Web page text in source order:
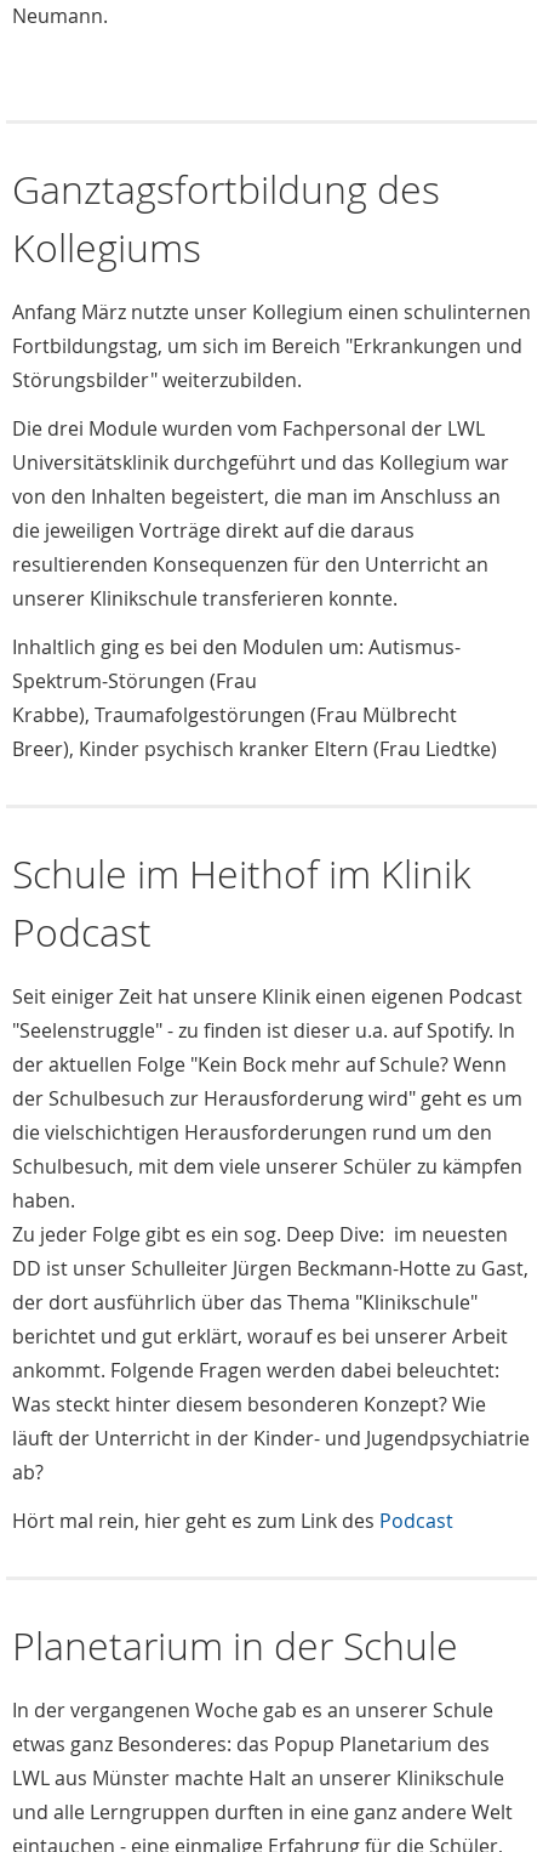
Neumann.
Ganztagsfortbildung des
Kollegiums
Anfang März nutzte unser Kollegium einen schulinternen
Fortbildungstag, um sich im Bereich "Erkrankungen und
Störungsbilder" weiterzubilden.
Die drei Module wurden vom Fachpersonal der LWL
Universitätsklinik durchgeführt und das Kollegium war
von den Inhalten begeistert, die man im Anschluss an
die jeweiligen Vorträge direkt auf die daraus
resultierenden Konsequenzen für den Unterricht an
unserer Klinikschule transferieren konnte.
Inhaltlich ging es bei den Modulen um: Autismus-
Spektrum-Störungen (Frau
Krabbe), Traumafolgestörungen (Frau Mülbrecht
Breer), Kinder psychisch kranker Eltern (Frau Liedtke)
Schule im Heithof im Klinik
Podcast
Seit einiger Zeit hat unsere Klinik einen eigenen Podcast
"Seelenstruggle" - zu finden ist dieser u.a. auf Spotify. In
der aktuellen Folge "Kein Bock mehr auf Schule? Wenn
der Schulbesuch zur Herausforderung wird" geht es um
die vielschichtigen Herausforderungen rund um den
Schulbesuch, mit dem viele unserer Schüler zu kämpfen
haben.
Zu jeder Folge gibt es ein sog. Deep Dive: im neuesten
DD ist unser Schulleiter Jürgen Beckmann-Hotte zu Gast,
der dort ausführlich über das Thema "Klinikschule"
berichtet und gut erklärt, worauf es bei unserer Arbeit
ankommt. Folgende Fragen werden dabei beleuchtet:
Was steckt hinter diesem besonderen Konzept? Wie
läuft der Unterricht in der Kinder- und Jugendpsychiatrie
ab?
Hört mal rein, hier geht es zum Link des Podcast
Planetarium in der Schule
In der vergangenen Woche gab es an unserer Schule
etwas ganz Besonderes: das Popup Planetarium des
LWL aus Münster machte Halt an unserer Klinikschule
und alle Lerngruppen durften in eine ganz andere Welt
eintauchen - eine einmalige Erfahrung für die Schüler,